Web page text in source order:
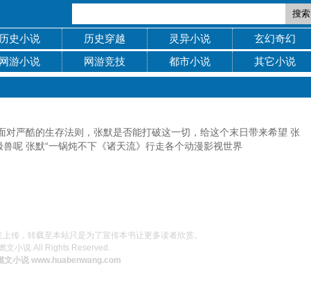
搜索
历史小说 历史穿越 灵异小说
玄幻奇幻
网游小说 网游竞技 都市小说 其它小说
严酷的生存法则，张默是否能打破这一切，给这个末日带来希望 张
呢 张默“一锅炖不下《诸天流》行走各个动漫影视世界
传，转载至本站只是为了宣传本书让更多读者欣赏。
文小说 All Rights Reserved.
文小说 www.huabenwang.com